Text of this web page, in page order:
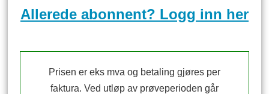
Allerede abonnent? Logg inn her
Prisen er eks mva og betaling gjøres per
faktura. Ved utløp av prøveperioden går